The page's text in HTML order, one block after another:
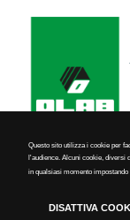
Questo sito utilizza i cookie per
l'audience. Alcuni cookie, diversi
in qualsiasi momento
DISATTIVA